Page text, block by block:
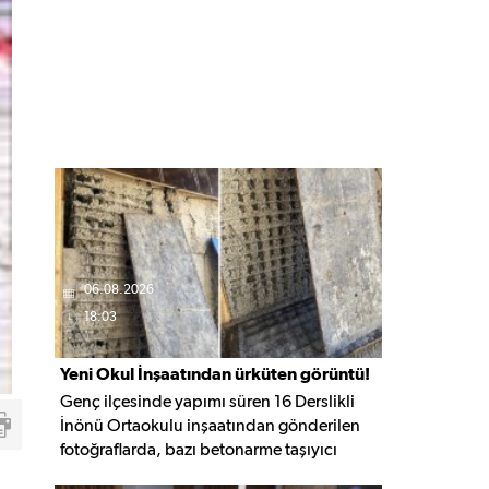
06.08.2026
18:03
Yeni Okul İnşaatından ürküten görüntü!
Genç ilçesinde yapımı süren 16 Derslikli
İnönü Ortaokulu inşaatından gönderilen
fotoğraflarda, bazı betonarme taşıyıcı